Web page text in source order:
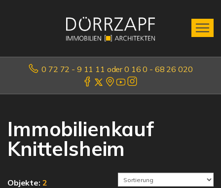
0 72 72 - 9 11 11 oder 0 16 0 - 68 26 020
Immobilienkauf
Knittelsheim
Objekte: 2